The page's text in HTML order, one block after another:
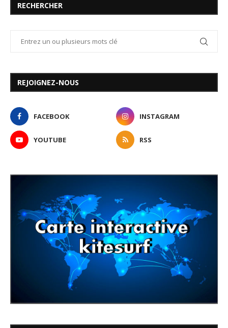
RECHERCHER
REJOIGNEZ-NOUS
FACEBOOK INSTAGRAM
YOUTUBE RSS